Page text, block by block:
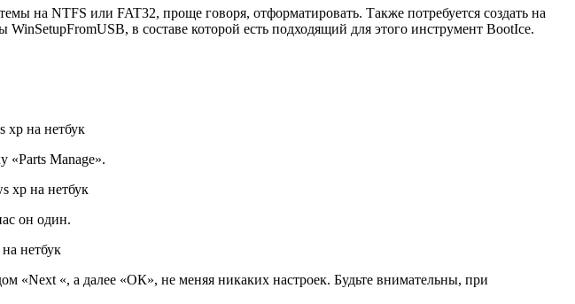
на NTFS или FAT32, проще говоря, отформатировать. Также потребуется создать на
в составе которой есть подходящий для этого инструмент BootIce.
«Parts Manage».
он один.
«Next «, а далее «ОК», не меняя никаких настроек. Будьте внимательны, при